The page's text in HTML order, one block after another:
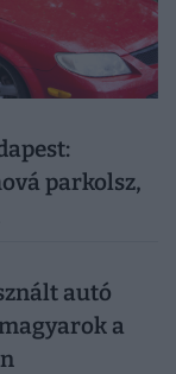
parkolsz,
autó
a